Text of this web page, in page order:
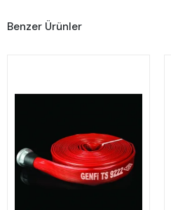
Benzer Ürünler